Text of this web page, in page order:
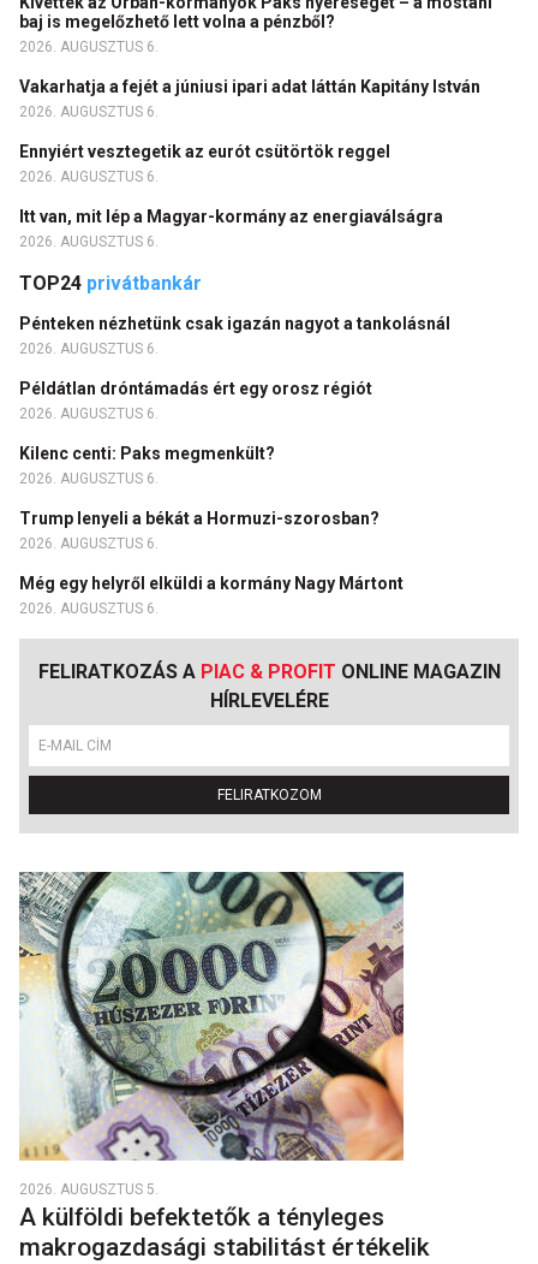
baj is megelőzhető lett volna a pénzből?
2026. AUGUSZTUS 6.
Vakarhatja a fejét a júniusi ipari adat láttán Kapitány István
2026. AUGUSZTUS 6.
Ennyiért vesztegetik az eurót csütörtök reggel
2026. AUGUSZTUS 6.
Itt van, mit lép a Magyar-kormány az energiaválságra
2026. AUGUSZTUS 6.
TOP24 privátbankár
Pénteken nézhetünk csak igazán nagyot a tankolásnál
2026. AUGUSZTUS 6.
Példátlan dróntámadás ért egy orosz régiót
2026. AUGUSZTUS 6.
Kilenc centi: Paks megmenkült?
2026. AUGUSZTUS 6.
Trump lenyeli a békát a Hormuzi-szorosban?
2026. AUGUSZTUS 6.
Még egy helyről elküldi a kormány Nagy Mártont
2026. AUGUSZTUS 6.
FELIRATKOZÁS A PIAC & PROFIT ONLINE MAGAZIN
HÍRLEVELÉRE
FELIRATKOZOM
2026. AUGUSZTUS 5.
A külföldi befektetők a tényleges
makrogazdasági stabilitást értékelik